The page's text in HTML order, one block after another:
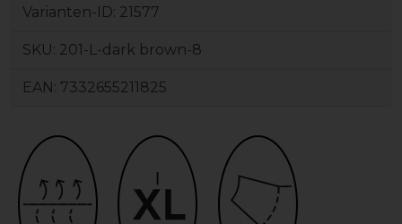
Varianten-ID: 21577
SKU: 201-L-dark brown-8
EAN: 7332655211825